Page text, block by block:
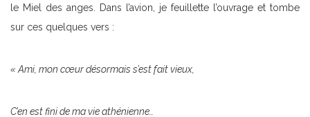
le Miel des anges. Dans l’avion, je feuillette l’ouvrage et tombe
sur ces quelques vers :
« Ami, mon cœur désormais s’est fait vieux,
C’en est fini de ma vie athénienne…